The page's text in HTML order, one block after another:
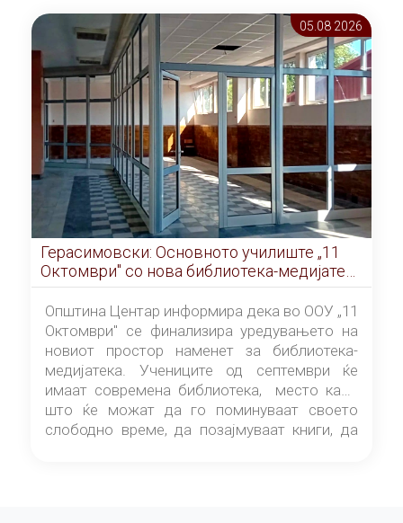
05.08 2026
Герасимовски: Основното училиште „11
Октомври" со нова библиотека-медијатека
од септември
Општина Центар информира дека во ООУ „11
Октомври" се финализира уредувањето на
новиот простор наменет за библиотека-
медијатека. Учениците од септември ќе
имаат современа библиотека, место каде
што ќе можат да го поминуваат своето
слободно време, да позајмуваат книги, да